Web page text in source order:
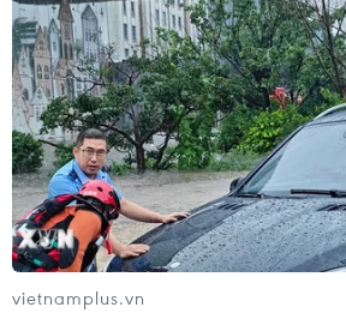
Galaxy Z Fold 8 vượt bản
thành 'át chủ bài' doanh
Nam?
vietnamplus.vn